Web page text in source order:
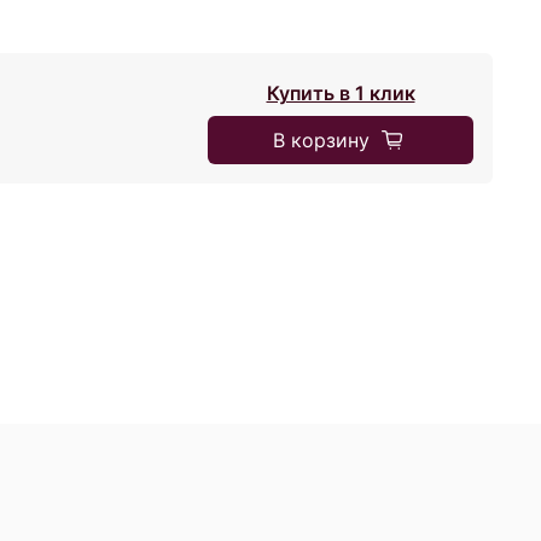
Купить в 1 клик
В корзину